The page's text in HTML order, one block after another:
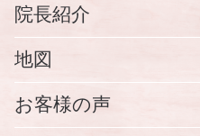
院長紹介
地図
お客様の声